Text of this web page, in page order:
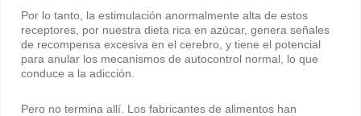
Por lo tanto, la estimulación anormalmente alta de estos
receptores, por nuestra dieta rica en azúcar, genera señales
de recompensa excesiva en el cerebro, y tiene el potencial
para anular los mecanismos de autocontrol normal, lo que
conduce a la adicción.
Pero no termina allí. Los fabricantes de alimentos han